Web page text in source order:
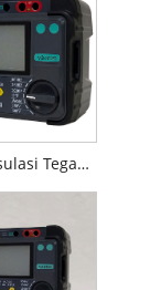
Tester Insulasi Tegangan Tinggi